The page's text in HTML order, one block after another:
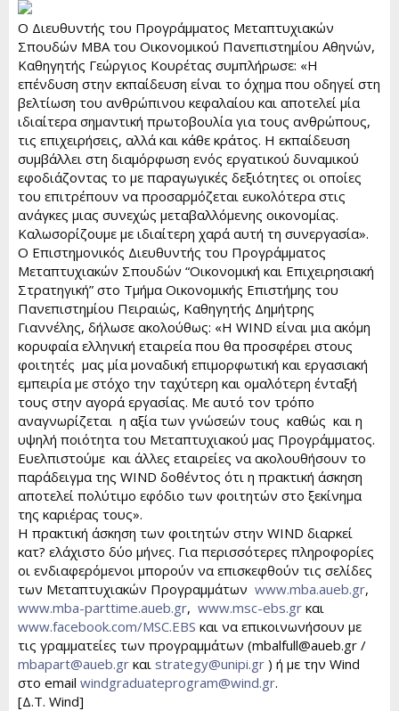
Ο Διευθυντής του Προγράμματος Μεταπτυχιακών
Σπουδών ΜΒΑ του Οικονομικού Πανεπιστημίου Αθηνών,
Καθηγητής Γεώργιος Κουρέτας συμπλήρωσε: «Η
επένδυση στην εκπαίδευση είναι το όχημα που οδηγεί στη
βελτίωση του ανθρώπινου κεφαλαίου και αποτελεί μία
ιδιαίτερα σημαντική πρωτοβουλία για τους ανθρώπους,
τις επιχειρήσεις, αλλά και κάθε κράτος. Η εκπαίδευση
συμβάλλει στη διαμόρφωση ενός εργατικού δυναμικού
εφοδιάζοντας το με παραγωγικές δεξιότητες οι οποίες
του επιτρέπουν να προσαρμόζεται ευκολότερα στις
ανάγκες μιας συνεχώς μεταβαλλόμενης οικονομίας.
Καλωσορίζουμε με ιδιαίτερη χαρά αυτή τη συνεργασία».
Ο Επιστημονικός Διευθυντής του Προγράμματος
Μεταπτυχιακών Σπουδών “Οικονομική και Επιχειρησιακή
Στρατηγική” στο Τμήμα Οικονομικής Επιστήμης του
Πανεπιστημίου Πειραιώς, Καθηγητής Δημήτρης
Γιαννέλης, δήλωσε ακολούθως: «Η WIND είναι μια ακόμη
κορυφαία ελληνική εταιρεία που θα προσφέρει στους
φοιτητές μας μία μοναδική επιμορφωτική και εργασιακή
εμπειρία με στόχο την ταχύτερη και ομαλότερη ένταξή
τους στην αγορά εργασίας. Με αυτό τον τρόπο
αναγνωρίζεται η αξία των γνώσεών τους καθώς και η
υψηλή ποιότητα του Μεταπτυχιακού μας Προγράμματος.
Ευελπιστούμε και άλλες εταιρείες να ακολουθήσουν το
παράδειγμα της WIND δοθέντος ότι η πρακτική άσκηση
αποτελεί πολύτιμο εφόδιο των φοιτητών στο ξεκίνημα
της καριέρας τους».
Η πρακτική άσκηση των φοιτητών στην WIND διαρκεί
κατ? ελάχιστο δύο μήνες. Για περισσότερες πληροφορίες
οι ενδιαφερόμενοι μπορούν να επισκεφθούν τις σελίδες
των Μεταπτυχιακών Προγραμμάτων www.mba.aueb.gr,
www.mba-parttime.aueb.gr, www.msc-ebs.gr και
www.facebook.com/MSC.EBS και να επικοινωνήσουν με
τις γραμματείες των προγραμμάτων (mbalfull@aueb.gr /
mbapart@aueb.gr και strategy@unipi.gr ) ή με την Wind
στο email windgraduateprogram@wind.gr.
[Δ.Τ. Wind]